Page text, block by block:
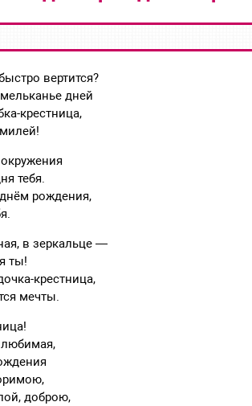
вертится?
дней
крестница,
тебя.
рождения,
в зеркальце —
ты!
крестница,
мечты.
доброю,